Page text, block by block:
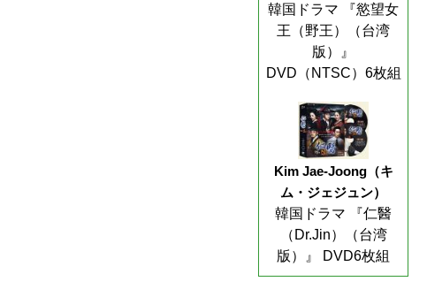
韓国ドラマ 『慾望女
王（野王）（台湾
版）』
DVD（NTSC）6枚組
Kim Jae-Joong（キ
ム・ジェジュン）
韓国ドラマ 『仁醫
（Dr.Jin）（台湾
版）』 DVD6枚組